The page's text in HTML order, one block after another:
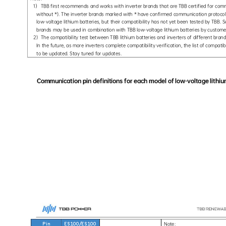
Communication pin definitions for each model of low-voltage
1 ） TBB first recommends and works with inverter brands that are TBB certified for
without *). The inverter brands marked with * have confirmed communication
low-voltage lithium batteries, but their compatibility has not yet been tested by TBB.
brands may be used in combination with TBB low-voltage lithium batteries by
2)
The compatibility test between TBB lithium batteries and inverters of different
In the future, as more inverters complete compatibility verification, the list of
to be updated. Stay tuned for updates.
Pin
ES100/ES100
Note: